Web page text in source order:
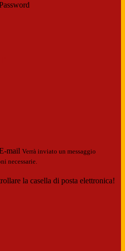
mail Verrà inviato un messaggio
necessarie.
la casella di posta elettronica!